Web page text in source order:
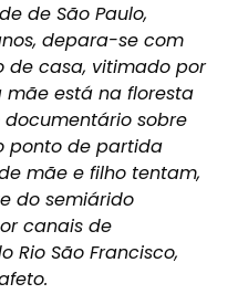
de São Paulo,
depara-se com
de casa, vitimado por
mãe está na floresta
sobre
ponto de partida
mãe e filho tentam,
do semiárido
canais de
Rio São Francisco,